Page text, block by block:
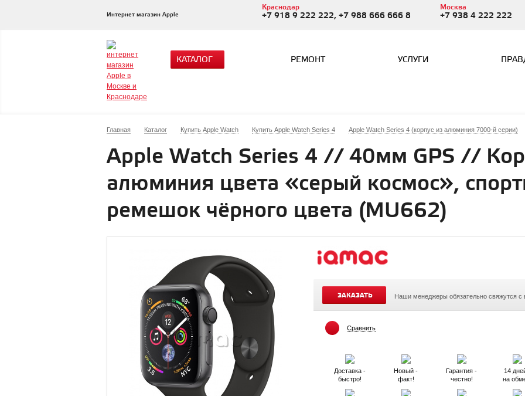
Интернет магазин Apple
Краснодар
+7 918 9 222 222, +7 988 666 666 8
Москва
+7 938 4 222 222
КАТАЛОГ РЕМОНТ УСЛУГИ
Главная Каталог Купить Apple Watch Купить Apple Watch Series 4 Apple Watch Series 4 (корпус из алюминия 7000-й серии)
Apple Watch Series 4 // 40мм GPS //
алюминия цвета «серый космос»,
ремешок чёрного цвета (MU662)
ЗАКАЗАТЬ Наши менеджеры обязательно свяжутся с
Сравнить
Доставка -
быстро!
Новый -
факт!
Гарантия -
честно!
14
на